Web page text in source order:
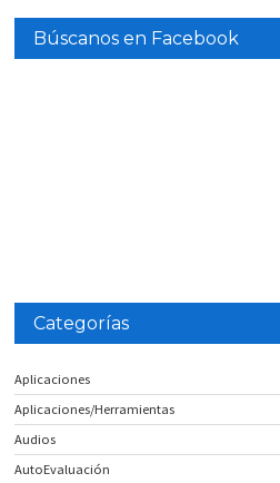
Búscanos en Facebook
Categorías
Aplicaciones
Aplicaciones/Herramientas
Audios
AutoEvaluación